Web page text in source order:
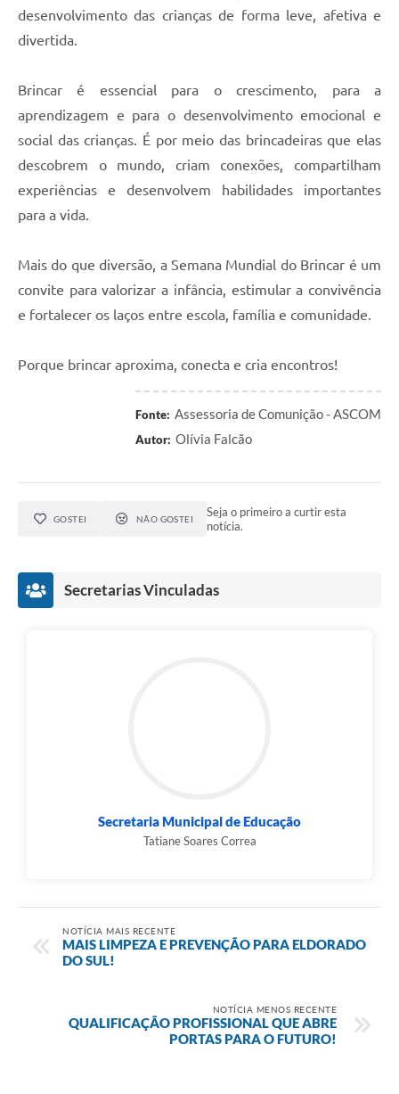
desenvolvimento das crianças de forma leve, afetiva e
divertida.
Brincar é essencial para o crescimento, para a
aprendizagem e para o desenvolvimento emocional e
social das crianças. É por meio das brincadeiras que elas
descobrem o mundo, criam conexões, compartilham
experiências e desenvolvem habilidades importantes
para a vida.
Mais do que diversão, a Semana Mundial do Brincar é um
convite para valorizar a infância, estimular a convivência
e fortalecer os laços entre escola, família e comunidade.
Porque brincar aproxima, conecta e cria encontros!
Fonte: Assessoria de Comunição - ASCOM
Autor: Olívia Falcão
GOSTEI NÃO GOSTEI
Seja o primeiro a curtir esta
notícia.
Secretarias Vinculadas
Secretaria Municipal de Educação
Tatiane Soares Correa
NOTÍCIA MAIS RECENTE
MAIS LIMPEZA E PREVENÇÃO PARA ELDORADO
DO SUL!
NOTÍCIA MENOS RECENTE
QUALIFICAÇÃO PROFISSIONAL QUE ABRE
PORTAS PARA O FUTURO!